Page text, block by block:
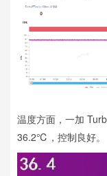
温度方面，一加
36.2℃，控制良好。